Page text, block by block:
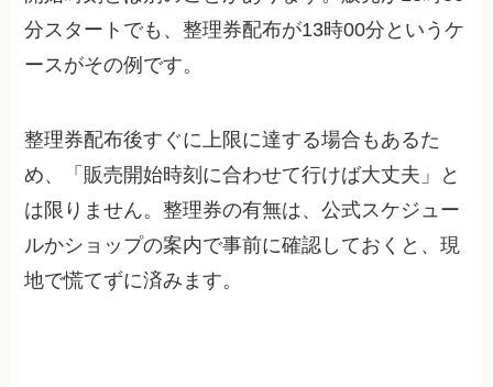
分スタートでも、整理券配布が13時00分というケ
ースがその例です。
整理券配布後すぐに上限に達する場合もあるた
め、「販売開始時刻に合わせて行けば大丈夫」と
は限りません。整理券の有無は、公式スケジュー
ルかショップの案内で事前に確認しておくと、現
地で慌てずに済みます。